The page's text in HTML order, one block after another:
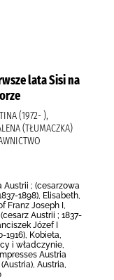
lata Sisi na
(1972- ),
(TŁUMACZKA)
Austrii ; (cesarzowa
1898), Elisabeth,
Franz Joseph I,
Austrii ; 1837-
Józef I
1916), Kobieta,
i władczynie,
Austria
Austria,